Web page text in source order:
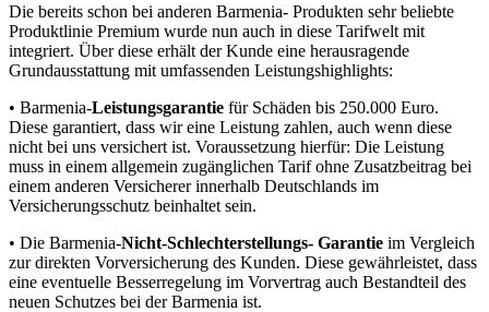
Die bereits schon bei anderen Barmenia- Produkten sehr beliebte
Produktlinie Premium wurde nun auch in diese Tarifwelt mit
integriert. Über diese erhält der Kunde eine herausragende
Grundausstattung mit umfassenden Leistungshighlights:
• Barmenia-Leistungsgarantie für Schäden bis 250.000 Euro.
Diese garantiert, dass wir eine Leistung zahlen, auch wenn diese
nicht bei uns versichert ist. Voraussetzung hierfür: Die Leistung
muss in einem allgemein zugänglichen Tarif ohne Zusatzbeitrag bei
einem anderen Versicherer innerhalb Deutschlands im
Versicherungsschutz beinhaltet sein.
• Die Barmenia-Nicht-Schlechterstellungs- Garantie im Vergleich
zur direkten Vorversicherung des Kunden. Diese gewährleistet, dass
eine eventuelle Besserregelung im Vorvertrag auch Bestandteil des
neuen Schutzes bei der Barmenia ist.